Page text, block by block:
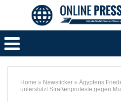
Home » Newsticker » Ägyptens
unterstützt Straßenproteste gegen